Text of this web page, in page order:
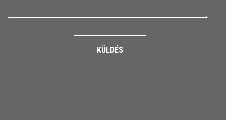
KÜLDÉS